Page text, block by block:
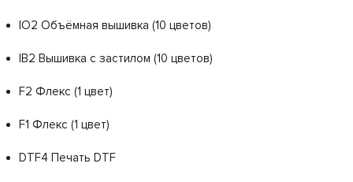
IO2 Объёмная вышивка (10 цветов)
IB2 Вышивка с застилом (10 цветов)
F2 Флекс (1 цвет)
F1 Флекс (1 цвет)
DTF4 Печать DTF